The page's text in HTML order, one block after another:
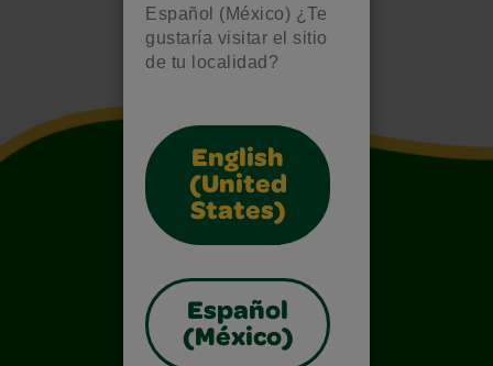
Español (México) ¿Te
gustaría visitar el sitio
de tu localidad?
English
(United
States)
Español
(México)